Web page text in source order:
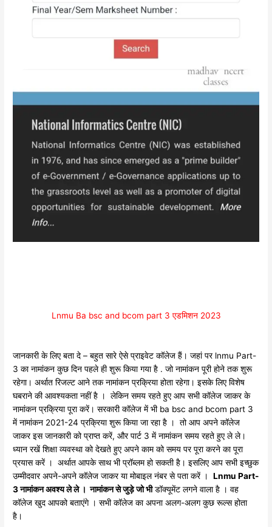
Lnmu Ba bsc and bcom part 3 एडमिशन 2023
जानकारी के लिए बता दे – बहुत सारे ऐसे प्राइवेट कॉलेज हैं। जहां पर lnmu Part-
3 का नामांकन कुछ दिन पहले ही शुरू किया गया है . जो नामांकन पूरी होने तक शुरू
रहेगा। अर्थात रिजल्ट आने तक नामांकन प्रक्रिया होता रहेगा। इसके लिए विशेष
घबराने की आवश्यकता नहीं है । लेकिन समय रहते हुए आप सभी कॉलेज जाकर के
नामांकन प्रक्रिया पूरा करें। सरकारी कॉलेज में भी ba bsc and bcom part 3
में नामांकन 2021-24 प्रक्रिया शुरू किया जा रहा है । तो आप अपने कॉलेज
जाकर इस जानकारी को प्राप्त करें, और पार्ट 3 में नामांकन समय रहते हुए ले ले।
ध्यान रखें शिक्षा व्यवस्था को देखते हुए अपने काम को समय पर पूरा करने का पूरा
प्रयास करें । अर्थात आपके साथ भी प्रॉब्लम हो सकती है। इसलिए आप सभी इच्छुक
उम्मीदवार अपने-अपने कॉलेज जाकर या मोबाइल नंबर से पता करें ।Lnmu Part-
3 नामांकन अवश्य ले ले । नामांकन से जुड़े जो भीडॉक्यूमेंट लगने वाला है । वह
कॉलेज खुद आपको बताएंगे । सभी कॉलेज का अपना अलग-अलग कुछ रूल्स होता
है।